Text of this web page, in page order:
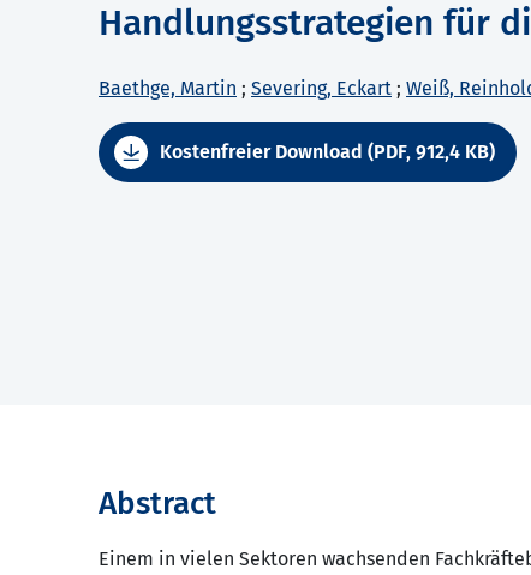
Handlungsstrategien für
Baethge, Martin ; Severing, Eckart ; Weiß,
Kostenfreier Download (PDF, 912,4 KB)
Abstract
Einem in vielen Sektoren wachsenden